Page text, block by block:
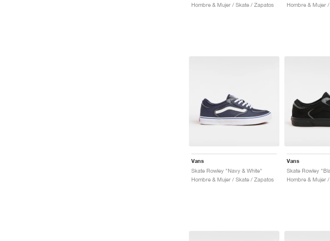
Hombre & Mujer / Skate / Zapatos
Hombre & Mujer
Vans
Skate Rowley "Navy & White"
Hombre & Mujer / Skate / Zapatos
Vans
Skate Rowley
Hombre & Mujer